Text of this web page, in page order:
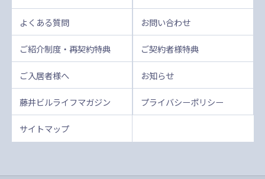
よくある質問 お問い合わせ
ご紹介制度・再契約特典 ご契約者様特典
ご入居者様へ お知らせ
藤井ビルライフマガジン プライバシーポリシー
サイトマップ